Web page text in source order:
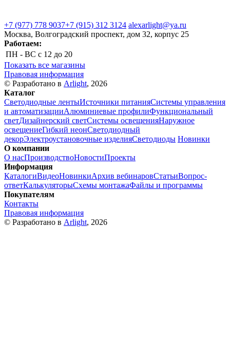
+7 (977) 778 9037+7 (915) 312 3124 alexarlight@ya.ru
Москва, Волгоградский проспект, дом 32, корпус 25
Работаем:
ПН - ВС с 12 до 20
Показать все магазины
Правовая информация
© Разработано в Arlight, 2026
Каталог
Светодиодные лентыИсточники питанияСистемы управления
и автоматизацииАлюминиевые профилиФункциональный
светДизайнерский светСистемы освещенияНаружное
освещениеГибкий неонСветодиодный
декорЭлектроустановочные изделияСветодиоды Новинки
О компании
О насПроизводствоНовостиПроекты
Информация
КаталогиВидеоНовинкиАрхив вебинаровСтатьиВопрос-
ответКалькуляторыСхемы монтажаФайлы и программы
Покупателям
Контакты
Правовая информация
© Разработано в Arlight, 2026